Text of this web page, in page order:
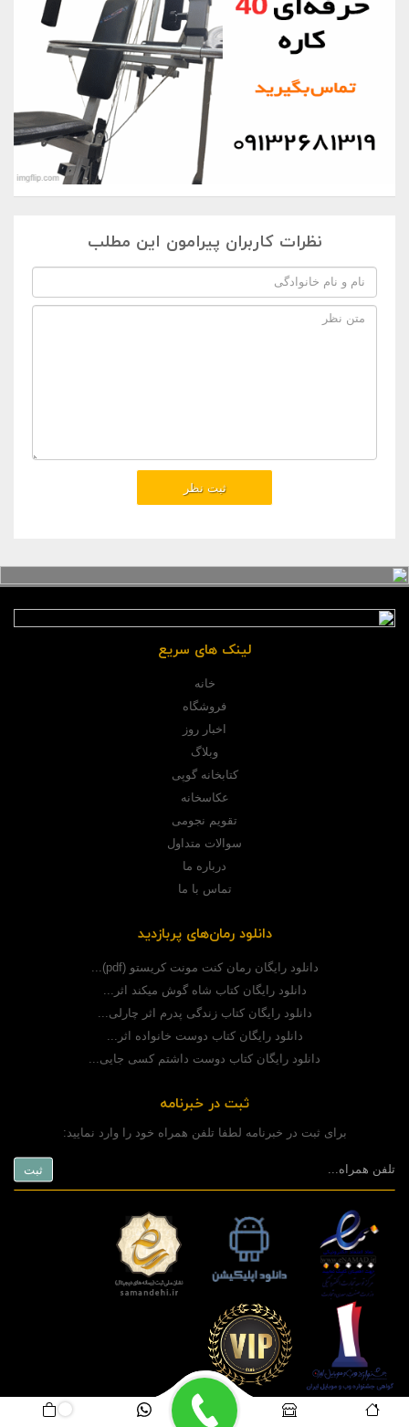
نظرات کاربران پیرامون این مطلب
لینک های سریع
خانه
فروشگاه
اخبار روز
وبلاگ
کتابخانه گوپی
عکاسخانه
تقویم نجومی
سوالات متداول
درباره ما
تماس با ما
دانلود رمان‌های پربازدید
دانلود رایگان رمان کنت مونت کریستو (pdf)...
دانلود رایگان کتاب شاه گوش میکند اثر...
دانلود رایگان کتاب زندگی پدرم اثر چارلی...
دانلود رایگان کتاب دوست خانواده اثر...
دانلود رایگان کتاب دوست داشتم کسی جایی...
ثبت در خبرنامه
برای ثبت در خبرنامه لطفا تلفن همراه خود را وارد نمایید:
copyright © 2020 powered by www.rashinweb.com